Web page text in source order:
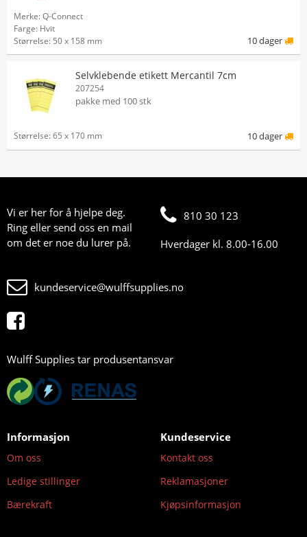
Merke: Q-Connect
Farge: Hvit
Størrelse: 50 x 158 mm
10 dager
Selvklebende etikett Mercantil 7cm
207254
pakke med 100 stk
Størrelse: 65 x 170 mm 10 dager
Vi er her for å hjelpe deg.
Ring eller send oss en mail
om det er noe du lurer på.
810 30 123
Hverdager kl. 8.00-16.00
kundeservice@wulffsupplies.no
Wulff Supplies tar produsentansvar
Informasjon
Om oss
Ledige stillinger
Bærekraft
Kundeservice
Kontakt oss
Reklamasjoner
Kjøpsinformasjon